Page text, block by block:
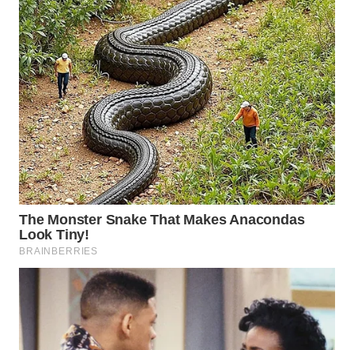
WN
NATUNA
WN
BINTAN
WN
MANDALIKA
WN
LIKUPANG
WN
LABUANBAJO
BORNEO